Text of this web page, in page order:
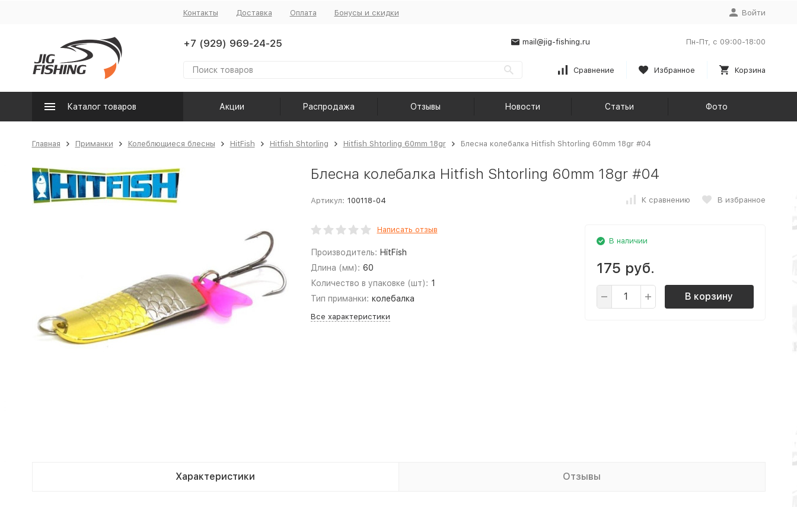
Контакты Доставка Оплата Бонусы и скидки Войти
+7 (929) 969-24-25 mail@jig-fishing.ru Пн-Пт, с 09:00-18:00
Сравнение Избранное Корзина
Каталог товаров Акции Распродажа Отзывы Новости Статьи Фото
Главная Приманки Колеблющиеся блесны HitFish Hitfish Shtorling Hitfish Shtorling 60mm 18gr Блесна колебалка Hitfish Shtorling 60mm 18gr #04
Блесна колебалка Hitfish Shtorling 60mm 18gr #04
Артикул: 100118-04 К сравнению В избранное
Написать отзыв
Производитель: HitFish
Длина (мм): 60
Количество в упаковке (шт): 1
Тип приманки: колебалка
Все характеристики
В наличии
175 руб.
В корзину
Характеристики Отзывы